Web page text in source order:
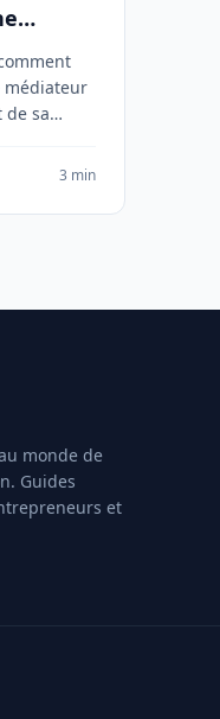
médiateur
sa
3 min
monde de
Guides
et